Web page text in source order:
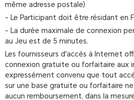
même adresse postale)
- Le Participant doit être résidant en
- La durée maximale de connexion
au Jeu est de 5 minutes.
Les fournisseurs d'accès à Internet
connexion gratuite ou forfaitaire aux
expressément convenu que tout
sur une base gratuite ou forfaitaire
aucun remboursement, dans la